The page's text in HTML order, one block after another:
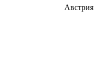
Австрия